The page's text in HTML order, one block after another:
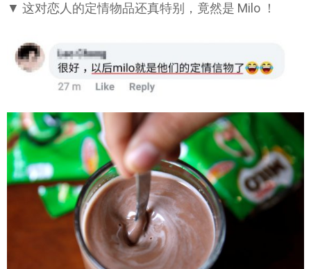
▼ 这对恋人的定情物品还真特别，竟然是 Milo ！